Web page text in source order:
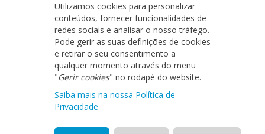
Utilizamos cookies para personalizar
conteúdos, fornecer funcionalidades de
redes sociais e analisar o nosso tráfego.
Pode gerir as suas definições de cookies
e retirar o seu consentimento a
qualquer momento através do menu
"Gerir cookies" no rodapé do website.
Saiba mais na nossa Política de
Privacidade